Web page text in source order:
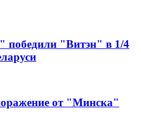
"Витэн" в 1/4
от "Минска"